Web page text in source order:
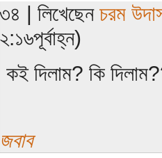
৩৪ | লিখেছেন চরম
২:১৬পূর্বাহ্ন)
কই দিলাম? কি
জবাব